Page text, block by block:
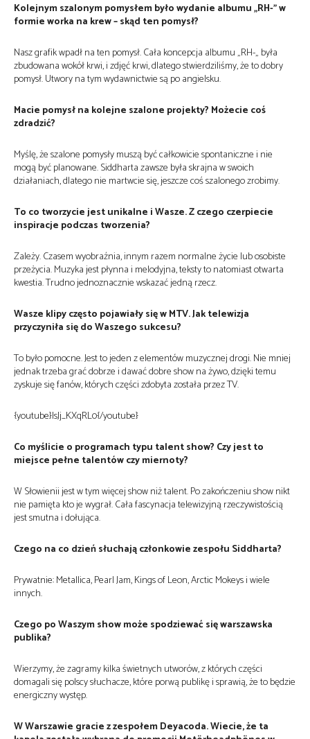
Kolejnym szalonym pomysłem było wydanie albumu „RH-” w
formie worka na krew – skąd ten pomysł?
Nasz grafik wpadł na ten pomysł. Cała koncepcja albumu „RH-„ była
zbudowana wokół krwi, i zdjęć krwi, dlatego stwierdziliśmy, że to dobry
pomysł. Utwory na tym wydawnictwie są po angielsku.
Macie pomysł na kolejne szalone projekty? Możecie coś
zdradzić?
Myślę, że szalone pomysły muszą być całkowicie spontaniczne i nie
mogą być planowane. Siddharta zawsze była skrajna w swoich
działaniach, dlatego nie martwcie się, jeszcze coś szalonego zrobimy.
To co tworzycie jest unikalne i Wasze. Z czego czerpiecie
inspiracje podczas tworzenia?
Zależy. Czasem wyobraźnia, innym razem normalne życie lub osobiste
przeżycia. Muzyka jest płynna i melodyjna, teksty to natomiast otwarta
kwestia. Trudno jednoznacznie wskazać jedną rzecz.
Wasze klipy często pojawiały się w MTV. Jak telewizja
przyczyniła się do Waszego sukcesu?
To było pomocne. Jest to jeden z elementów muzycznej drogi. Nie mniej
jednak trzeba grać dobrze i dawać dobre show na żywo, dzięki temu
zyskuje się fanów, których części zdobyta została przez TV.
{youtube}IsJj_KXqRL0{/youtube}
Co myślicie o programach typu talent show? Czy jest to
miejsce pełne talentów czy miernoty?
W Słowienii jest w tym więcej show niż talent. Po zakończeniu show nikt
nie pamięta kto je wygrał. Cała fascynacja telewizyjną rzeczywistością
jest smutna i dołująca.
Czego na co dzień słuchają członkowie zespołu Siddharta?
Prywatnie: Metallica, Pearl Jam, Kings of Leon, Arctic Mokeys i wiele
innych.
Czego po Waszym show może spodziewać się warszawska
publika?
Wierzymy, że zagramy kilka świetnych utworów, z których części
domagali się polscy słuchacze, które porwą publikę i sprawią, że to będzie
energiczny występ.
W Warszawie gracie z zespołem Deyacoda. Wiecie, że ta